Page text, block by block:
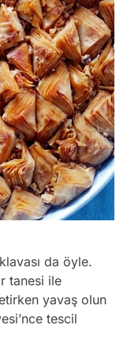
da öyle.
tanesi ile
yavaş olun
tescil